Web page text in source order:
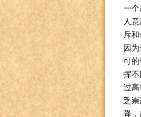
一
人
斥和
因
可
挥
过
乏
降